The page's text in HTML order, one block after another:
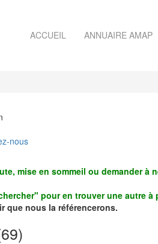
ACCUEIL ANNUAIRE AMAP
nous
mise en sommeil ou demander à
pour en trouver une autre à
que nous la référencerons.